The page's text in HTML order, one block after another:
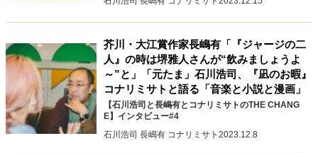
社会・カルチャー・マネー
地域とつながる/お金との付き合い方
芥川・大江賞作家長嶋有「『ジャージの二
人』の時は堺雅人さんが“飲みましょうよ
～”と」「元たま」石川浩司、『凪のお暇』
コナリミサトと語る「音楽と小説と漫画」
【石川浩司と長嶋有とコナリミサトのTHE CHANG
E】インタビュー#4
石川浩司 長嶋有 コナリミサト 2023.12.8